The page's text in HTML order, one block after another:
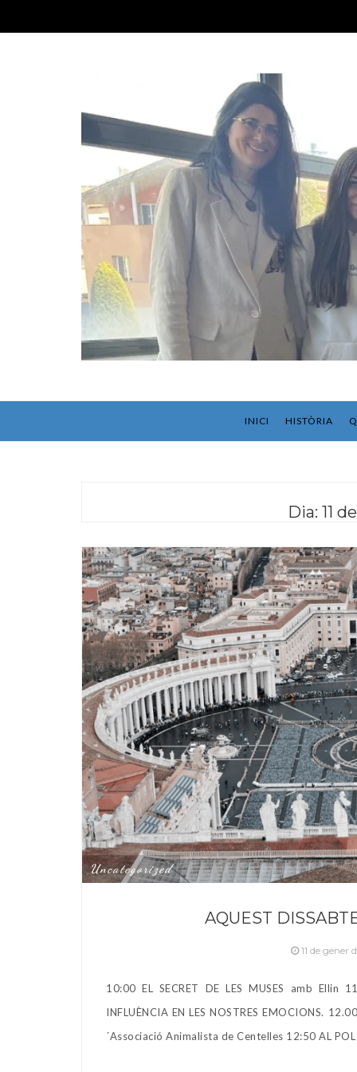
INICI HISTÒRIA
Dia: 11
Uncategorized
AQUEST
11 de gener
10:00 EL SECRET DE LES MUSES amb Ellin
INFLUÈNCIA EN LES NOSTRES EMOCIONS.
´Associació Animalista de Centelles 12:50 AL